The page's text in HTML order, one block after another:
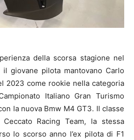
della scorsa stagione nel
il giovane pilota mantovano Carlo
2023 come rookie nella categoria
Italiano Gran Turismo
la nuova Bmw M4 GT3. Il classe
Racing Team, la stessa
lo scorso anno l’ex pilota di F1